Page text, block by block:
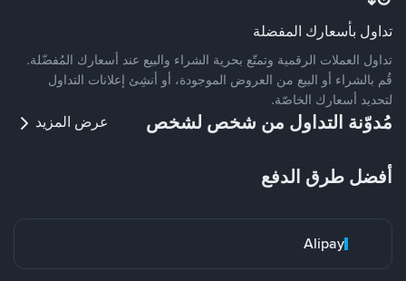
تداول بأسعارك المفضلة
تداول العملات الرقمية وتمتّع بحرية الشراء والبيع عند أسعارك المُفضّلة.
قُم بالشراء أو البيع من العروض الموجودة، أو أنشِئ إعلانات التداول
لتحديد أسعارك الخاصّة.
مُدوّنة التداول من شخص لشخص عرض المزيد
أفضل طرق الدفع
Alipay